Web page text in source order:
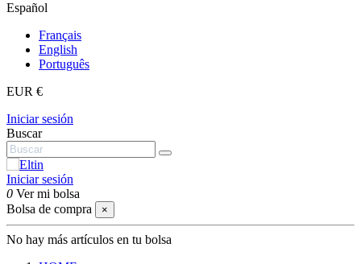
Español
Français
English
Português
EUR €
Iniciar sesión
Buscar
Iniciar sesión
0 Ver mi bolsa
Bolsa de compra
×
No hay más artículos en tu bolsa